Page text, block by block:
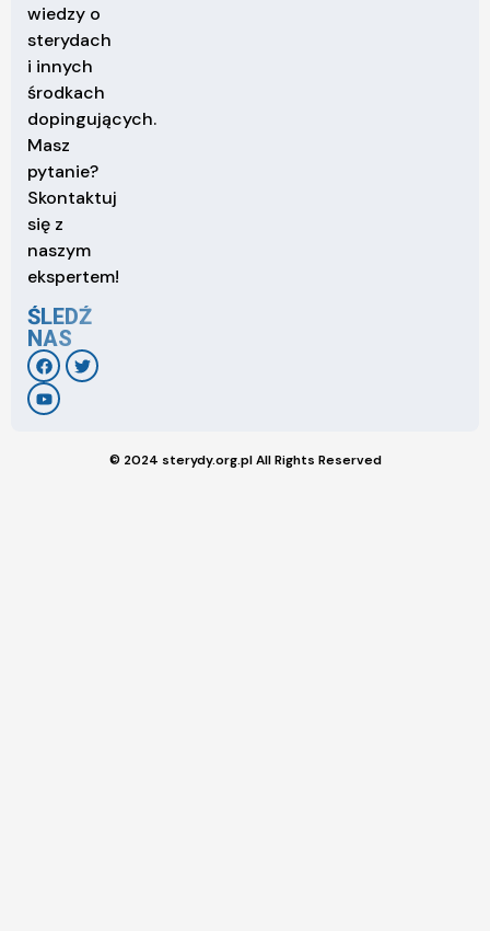
wiedzy o
sterydach
i innych
środkach
dopingujących.
Masz
pytanie?
Skontaktuj
się z
naszym
ekspertem!
ŚLEDŹ
NAS
© 2024 sterydy.org.pl All Rights Reserved